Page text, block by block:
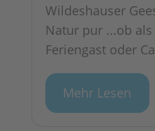
Wildeshauser
Natur pur ...ob als
Feriengast oder
Mehr Lesen